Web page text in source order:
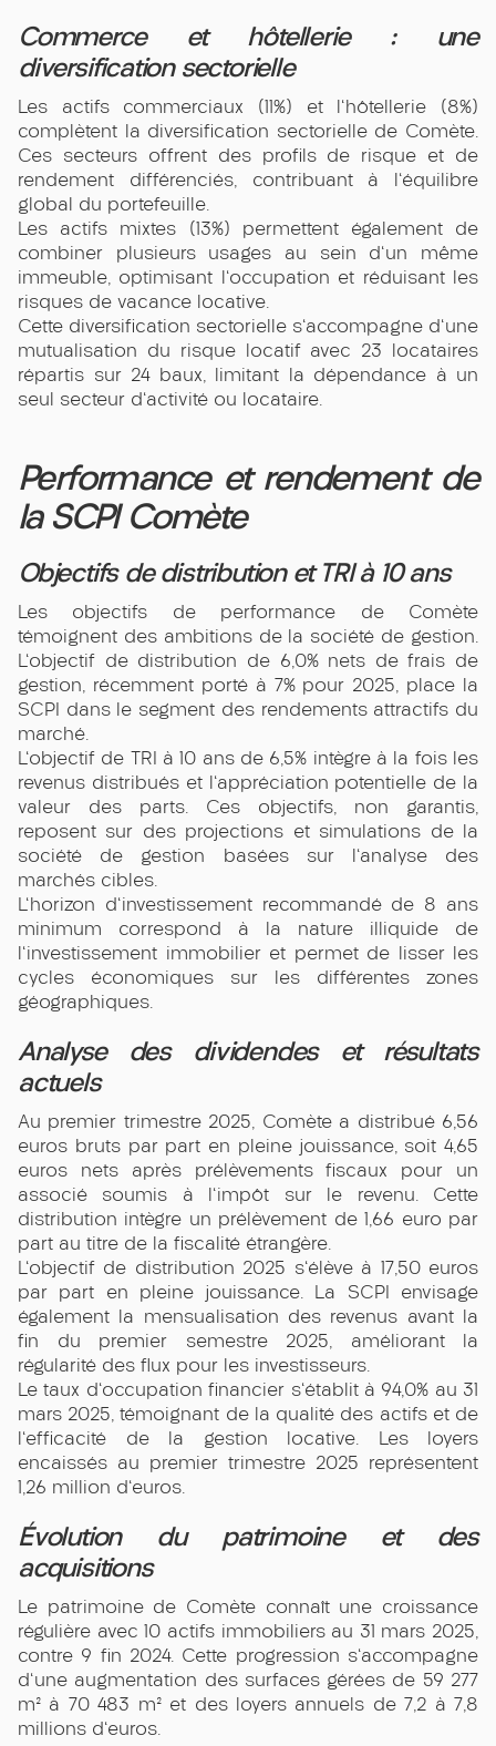
Commerce et hôtellerie : une
diversification sectorielle
Les actifs commerciaux (11%) et l'hôtellerie (8%)
complètent la diversification sectorielle de Comète.
Ces secteurs offrent des profils de risque et de
rendement différenciés, contribuant à l'équilibre
global du portefeuille.
Les actifs mixtes (13%) permettent également de
combiner plusieurs usages au sein d'un même
immeuble, optimisant l'occupation et réduisant les
risques de vacance locative.
Cette diversification sectorielle s'accompagne d'une
mutualisation du risque locatif avec 23 locataires
répartis sur 24 baux, limitant la dépendance à un
seul secteur d'activité ou locataire.
Performance et rendement de
la SCPI Comète
Objectifs de distribution et TRI à 10 ans
Les objectifs de performance de Comète
témoignent des ambitions de la société de gestion.
L'objectif de distribution de 6,0% nets de frais de
gestion, récemment porté à 7% pour 2025, place la
SCPI dans le segment des rendements attractifs du
marché.
L'objectif de TRI à 10 ans de 6,5% intègre à la fois les
revenus distribués et l'appréciation potentielle de la
valeur des parts. Ces objectifs, non garantis,
reposent sur des projections et simulations de la
société de gestion basées sur l'analyse des
marchés cibles.
L'horizon d'investissement recommandé de 8 ans
minimum correspond à la nature illiquide de
l'investissement immobilier et permet de lisser les
cycles économiques sur les différentes zones
géographiques.
Analyse des dividendes et résultats
actuels
Au premier trimestre 2025, Comète a distribué 6,56
euros bruts par part en pleine jouissance, soit 4,65
euros nets après prélèvements fiscaux pour un
associé soumis à l'impôt sur le revenu. Cette
distribution intègre un prélèvement de 1,66 euro par
part au titre de la fiscalité étrangère.
L'objectif de distribution 2025 s'élève à 17,50 euros
par part en pleine jouissance. La SCPI envisage
également la mensualisation des revenus avant la
fin du premier semestre 2025, améliorant la
régularité des flux pour les investisseurs.
Le taux d'occupation financier s'établit à 94,0% au 31
mars 2025, témoignant de la qualité des actifs et de
l'efficacité de la gestion locative. Les loyers
encaissés au premier trimestre 2025 représentent
1,26 million d'euros.
Évolution du patrimoine et des
acquisitions
Le patrimoine de Comète connaît une croissance
régulière avec 10 actifs immobiliers au 31 mars 2025,
contre 9 fin 2024. Cette progression s'accompagne
d'une augmentation des surfaces gérées de 59 277
m² à 70 483 m² et des loyers annuels de 7,2 à 7,8
millions d'euros.